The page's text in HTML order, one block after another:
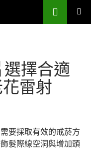
擇合適
雷射
要採取有效的戒菸方
髮際線空洞與增加頭